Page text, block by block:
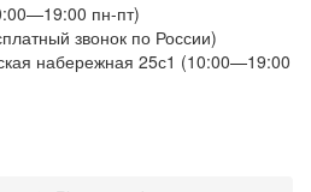
пн-пт)
звонок по России)
набережная 25с1 (10:00—19:00